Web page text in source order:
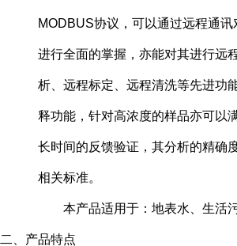
MODBUS协议，可以通过远程通
进行全面的掌握，亦能对其进行远
析、远程标定、远程清洗等先进功
释功能，针对高浓度的样品亦可以
长时间的反馈验证，其分析的精确
相关标准。
本产品适用于：地表水、生活
二、产品特点